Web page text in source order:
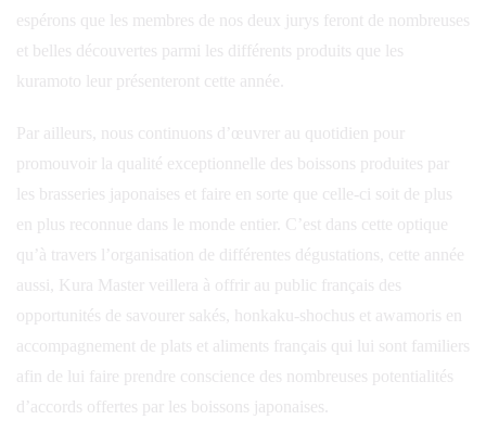
espérons que les membres de nos deux jurys feront de nombreuses
et belles découvertes parmi les différents produits que les
kuramoto leur présenteront cette année.
Par ailleurs, nous continuons d’œuvrer au quotidien pour
promouvoir la qualité exceptionnelle des boissons produites par
les brasseries japonaises et faire en sorte que celle-ci soit de plus
en plus reconnue dans le monde entier. C’est dans cette optique
qu’à travers l’organisation de différentes dégustations, cette année
aussi, Kura Master veillera à offrir au public français des
opportunités de savourer sakés, honkaku-shochus et awamoris en
accompagnement de plats et aliments français qui lui sont familiers
afin de lui faire prendre conscience des nombreuses potentialités
d’accords offertes par les boissons japonaises.